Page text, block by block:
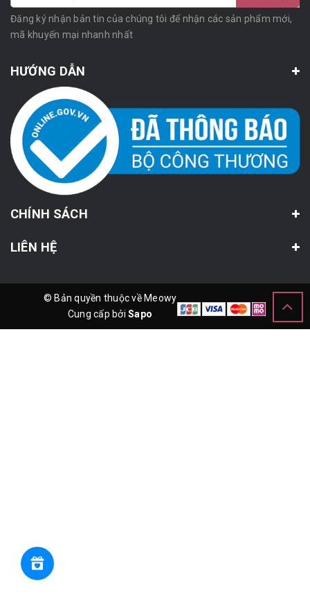
Đăng ký nhận bản tin của chúng tôi để nhận các sản phẩm mới,
mã khuyến mại nhanh nhất
HƯỚNG DẪN
CHÍNH SÁCH
LIÊN HỆ
© Bản quyền thuộc về Meowy
Cung cấp bởiSapo